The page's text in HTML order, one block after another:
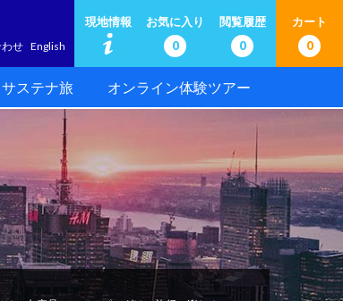
せ English
現地情報
お気に入り
0
閲覧履歴
0
カート
0
サステナ旅 オンライン体験ツアー